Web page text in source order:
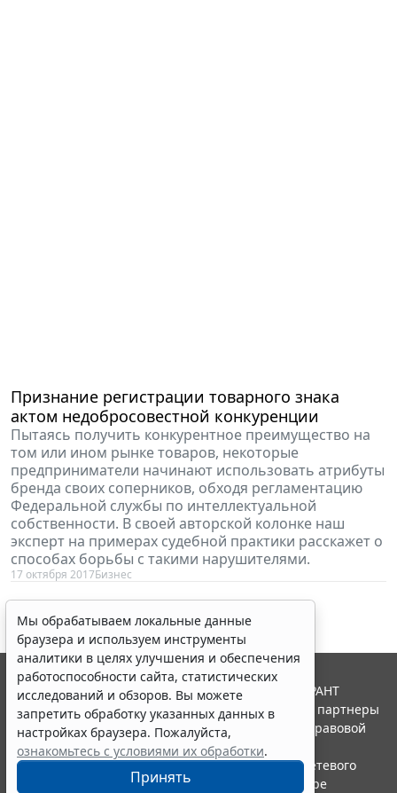
Признание регистрации товарного знака
актом недобросовестной конкуренции
Пытаясь получить конкурентное преимущество на
том или ином рынке товаров, некоторые
предприниматели начинают использовать атрибуты
бренда своих соперников, обходя регламентацию
Федеральной службы по интеллектуальной
собственности. В своей авторской колонке наш
эксперт на примерах судебной практики расскажет о
способах борьбы с такими нарушителями.
17 октября 2017Бизнес
Мы обрабатываем локальные данные
браузера и используем инструменты
аналитики в целях улучшения и обеспечения
работоспособности сайта, статистических
исследований и обзоров. Вы можете
запретить обработку указанных данных в
настройках браузера. Пожалуйста,
ознакомьтесь с условиями их обработки.
Принять
© ООО "НПП "ГАРАНТ-СЕРВИС", 2026. Система ГАРАНТ
выпускается с 1990 года. Компания "Гарант" и ее партнеры
являются участниками Российской ассоциации правовой
информации ГАРАНТ.
Портал ГАРАНТ.РУ зарегистрирован в качестве сетевого
издания Федеральной службой по надзору в сфере